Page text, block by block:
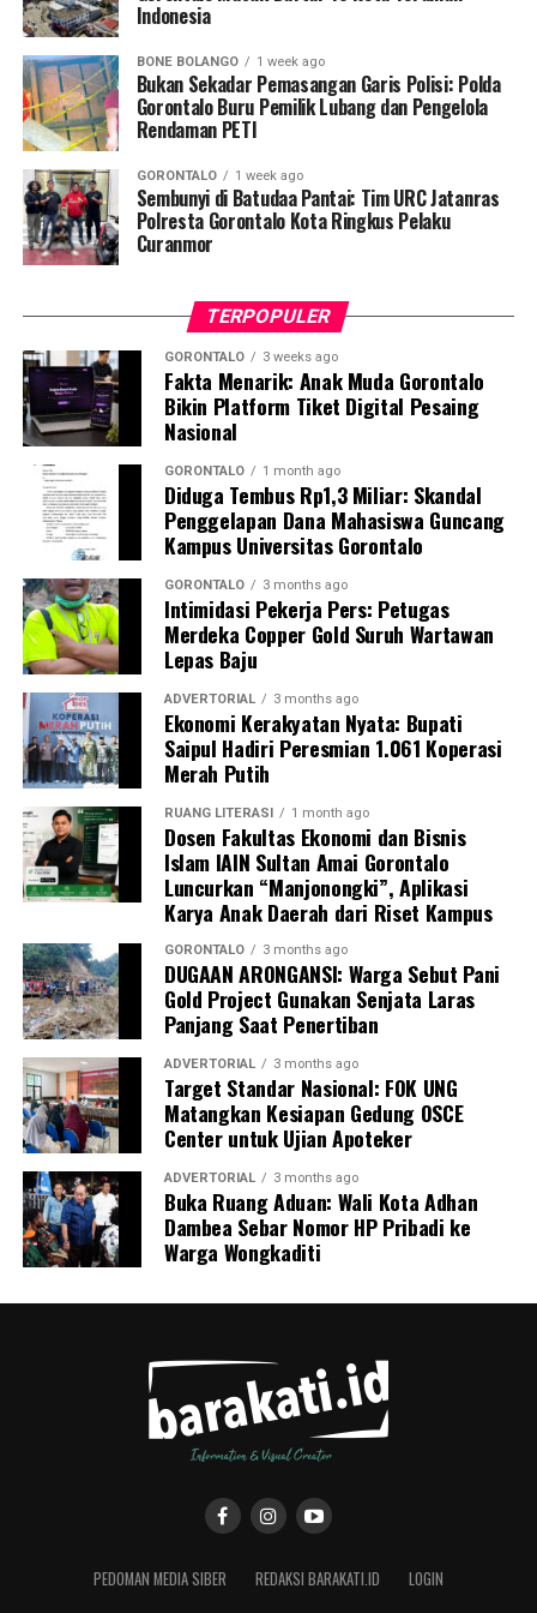
penularan, pengenalan gejala awal, pentingnya
hingga tuntas, serta pengikisan stigma negatif terhadap
penyintas TBC di lingkungan warga.
“Literasi kesehatan warga adalah fondasi utama dalam
memutus rantai penularan TBC. Kami berupaya
menyampaikan edukasi yang persuasif dan mudah
dipahami agar warga tidak ragu melakukan pemeriksaan
apabila mengalami gejala batuk berkepanjangan,”
Selain skrining TBC, mahasiswa turut mendampingi
nakes Puskesmas Talaga Jaya dalam memberikan
pelayanan Cek Kesehatan Gratis (CKG), meliputi
pengukuran tekanan darah, cek kadar gula darah, dan
penapisan faktor risiko penyakit tidak menular (PTM)
sebagai upaya promotif-preventif.
Perwakilan DPL KKN-PK, Dr. dr. Vivien Novarina A.
Kasim, M.Kes., menegaskan bahwa keterlibatan
mahasiswa merupakan bentuk perwujudan Tri Dharma
Perguruan Tinggi dalam mengawal transformasi
layanan kesehatan primer.
“Kehadiran mahasiswa mempercepat jangkauan skema
active case findingTBC yang dicanangkan pemerintah.
Sinergi multisektor antara perguruan tinggi, dinas
kesehatan, puskesmas, dan pemerintah desa seperti
inilah yang menjadi kunci sukses pembentukan
masyarakat sadar sehat,” jelas Dr. Vivien.
Masyarakat Desa Luwoo menyambut antusias agenda
terpadu ini. Ratusan warga memanfaatkan layanan
pemeriksaan kesehatan gratis sekaligus berkonsultasi
mengenai pola hidup bersih dan sehat (PHBS)
pencegahan tuberkulosis.
Indonesia
BONE BOLANGO 1 week ago
Bukan Sekadar Pemasangan Garis Polisi: Polda
Gorontalo Buru Pemilik Lubang dan Pengelola
Rendaman PETI
GORONTALO 1 week ago
Sembunyi di Batudaa Pantai: Tim URC Jatanras
Polresta Gorontalo Kota Ringkus Pelaku
Curanmor
TERPOPULER
GORONTALO 3 weeks ago
Fakta Menarik: Anak Muda Gorontalo
Bikin Platform Tiket Digital Pesaing
Nasional
GORONTALO 1 month ago
Diduga Tembus Rp1,3 Miliar: Skandal
Penggelapan Dana Mahasiswa Guncang
Kampus Universitas Gorontalo
GORONTALO 3 months ago
Intimidasi Pekerja Pers: Petugas
Merdeka Copper Gold Suruh Wartawan
Lepas Baju
ADVERTORIAL 3 months ago
Ekonomi Kerakyatan Nyata: Bupati
Saipul Hadiri Peresmian 1.061 Koperasi
Merah Putih
RUANG LITERASI 1 month ago
Dosen Fakultas Ekonomi dan Bisnis
Islam IAIN Sultan Amai Gorontalo
Luncurkan “Manjonongki”, Aplikasi
Karya Anak Daerah dari Riset Kampus
GORONTALO 3 months ago
DUGAAN ARONGANSI: Warga Sebut Pani
Gold Project Gunakan Senjata Laras
Panjang Saat Penertiban
ADVERTORIAL 3 months ago
Target Standar Nasional: FOK UNG
Matangkan Kesiapan Gedung OSCE
Center untuk Ujian Apoteker
ADVERTORIAL 3 months ago
Buka Ruang Aduan: Wali Kota Adhan
Dambea Sebar Nomor HP Pribadi ke
Warga Wongkaditi
PEDOMAN MEDIA SIBER REDAKSI BARAKATI.ID LOGIN